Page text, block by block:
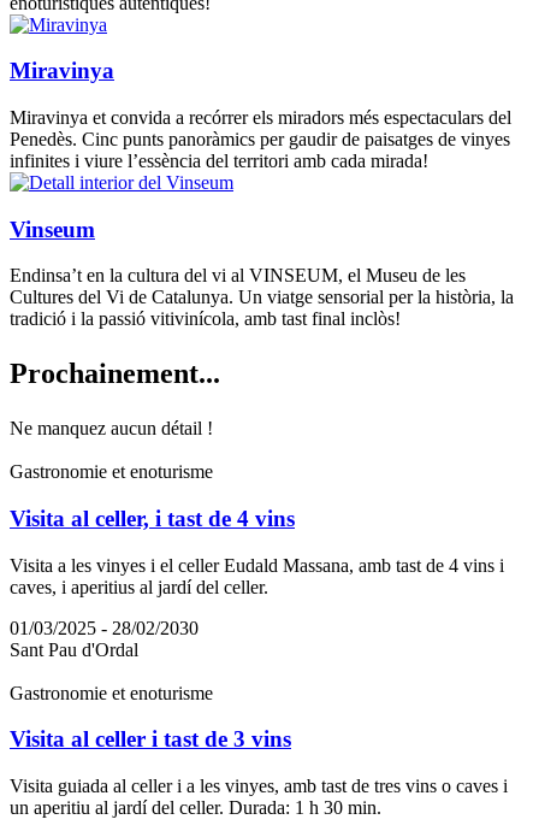
Miravinya
Miravinya et convida a recórrer els miradors més espectaculars del
Penedès. Cinc punts panoràmics per gaudir de paisatges de vinyes
infinites i viure l’essència del territori amb cada mirada!
Vinseum
Endinsa’t en la cultura del vi al VINSEUM, el Museu de les
Cultures del Vi de Catalunya. Un viatge sensorial per la història, la
tradició i la passió vitivinícola, amb tast final inclòs!
Prochainement...
Ne manquez aucun détail !
Gastronomie et enoturisme
Visita al celler, i tast de 4 vins
Visita a les vinyes i el celler Eudald Massana, amb tast de 4 vins i
caves, i aperitius al jardí del celler.
01/03/2025 - 28/02/2030
Sant Pau d'Ordal
Gastronomie et enoturisme
Visita al celler i tast de 3 vins
Visita guiada al celler i a les vinyes, amb tast de tres vins o caves i
un aperitiu al jardí del celler. Durada: 1 h 30 min.